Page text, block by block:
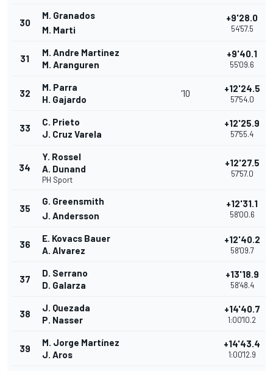
30
M. Granados
M. Marti
+9'28.0
54'57.5
31
M. Andre Martinez
M. Aranguren
+9'40.1
55'09.6
32
M. Parra
H. Gajardo
'10 +12'24.5
57'54.0
33
C. Prieto
J. Cruz Varela
+12'25.9
57'55.4
34
Y. Rossel
A. Dunand
PH Sport
+12'27.5
57'57.0
35
G. Greensmith
J. Andersson
+12'31.1
58'00.6
36
E. Kovacs Bauer
A. Alvarez
+12'40.2
58'09.7
37
D. Serrano
D. Galarza
+13'18.9
58'48.4
38
J. Quezada
P. Nasser
+14'40.7
1:00'10.2
39
M. Jorge Martínez
J. Aros
+14'43.4
1:00'12.9